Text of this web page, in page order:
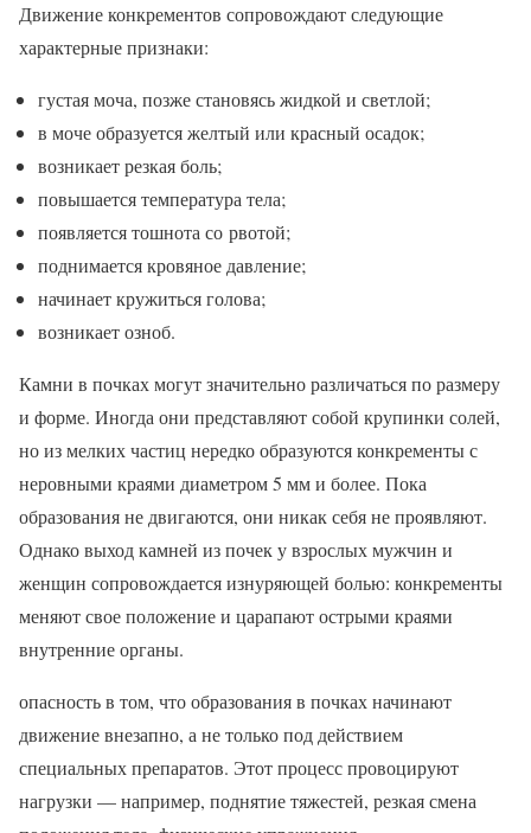
Движение конкрементов сопровождают следующие
характерные признаки:
густая моча, позже становясь жидкой и светлой;
в моче образуется желтый или красный осадок;
возникает резкая боль;
повышается температура тела;
появляется тошнота со рвотой;
поднимается кровяное давление;
начинает кружиться голова;
возникает озноб.
Камни в почках могут значительно различаться по размеру
и форме. Иногда они представляют собой крупинки солей,
но из мелких частиц нередко образуются конкременты с
неровными краями диаметром 5 мм и более. Пока
образования не двигаются, они никак себя не проявляют.
Однако выход камней из почек у взрослых мужчин и
женщин сопровождается изнуряющей болью: конкременты
меняют свое положение и царапают острыми краями
внутренние органы.
опасность в том, что образования в почках начинают
движение внезапно, а не только под действием
специальных препаратов. Этот процесс провоцируют
нагрузки — например, поднятие тяжестей, резкая смена